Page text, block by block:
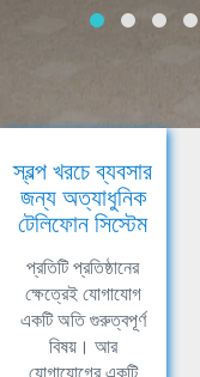
স্বল্প খরচে ব্যবসার
জন্য অত্যাধুনিক
টেলিফোন সিস্টেম
প্রতিটি প্রতিষ্ঠানের
ক্ষেত্রেই যোগাযোগ
একটি অতি গুরুত্বপূর্ণ
বিষয়। আর